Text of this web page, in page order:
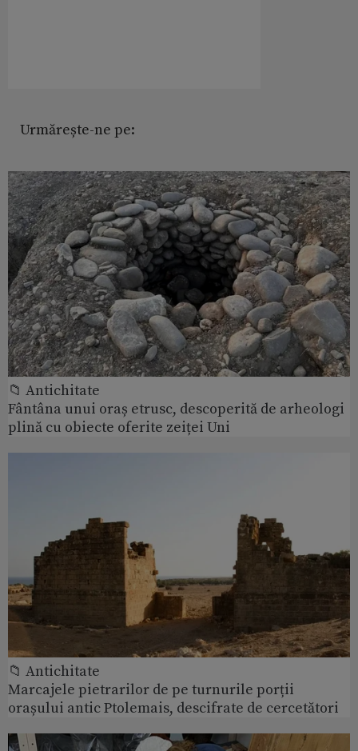
Urmărește-ne pe:
📁 Antichitate
Fântâna unui oraș etrusc, descoperită de arheologi
plină cu obiecte oferite zeiței Uni
📁 Antichitate
Marcajele pietrarilor de pe turnurile porții
orașului antic Ptolemais, descifrate de cercetători